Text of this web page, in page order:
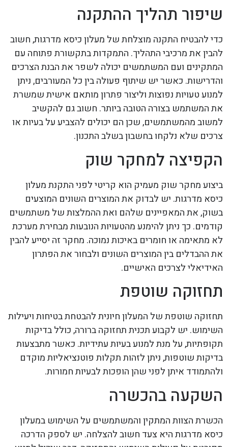
שיפור תהליך ההתקנה
כדי להבטיח התקנה מוצלחת של מעלון כיסא מדרגות, חשוב
להבין את מרכיבי התהליך. התמקדות בתקשורת פתוחה עם
המתקינים ועם המשתמשים יכולה לשפר את הבנת הצרכים
והדרישות. כאשר יש שיתוף פעולה בין כל המעורבים, ניתן
למנוע טעויות נפוצות וליצור פתרון מותאם אישית שמשרת
את המשתמש בצורה הטובה ביותר. חשוב גם להקשיב
למשוב מהמשתמשים, שכן הם יכולים להצביע על בעיות או
צרכים שלא נלקחו בחשבון בשלב התכנון.
הקפיצה למחקר שוק
ביצוע מחקר שוק מעמיק הוא קריטי לפני התקנת מעלון
כיסא מדרגות. יש לבדוק את המוצרים השונים המוצעים
בשוק, את המאפיינים שלהם ואת ההמלצות של משתמשים
קודמים. כך ניתן להימנע מהטעויות הנובעות מבחירת מערכת
לא מתאימה או חומרים באיכות נמוכה. מחקר זה יסייע להבין
את ההבדלים בין המוצרים השונים ולבחור את הפתרון
האידיאלי לצרכים האישיים.
תחזוקה שוטפת
תחזוקה שוטפת של המעלון חיונית להבטחת בטיחות ויעילות
השימוש. יש לקבוע תכנית תחזוקה ברורה, כולל בדיקות
תקופתיות, על מנת למנוע בעיות עתידיות. כאשר מתבצעות
בדיקות שוטפות, ניתן לזהות תקלות פוטנציאליות מוקדם
ולהתמודד איתן לפני שהן הופכות לבעיות חמורות.
השקעה בהכשרה
הכשרת הצוות המתקין והמשתמשים על השימוש במעלון
כיסא מדרגות היא צעד חשוב להצלחה. יש לספק הדרכה